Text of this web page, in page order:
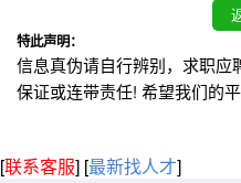
特此声明：
信息真伪请自行辨别，求职
保证或连带责任! 希望我们的
[联系客服] [最新找人才]